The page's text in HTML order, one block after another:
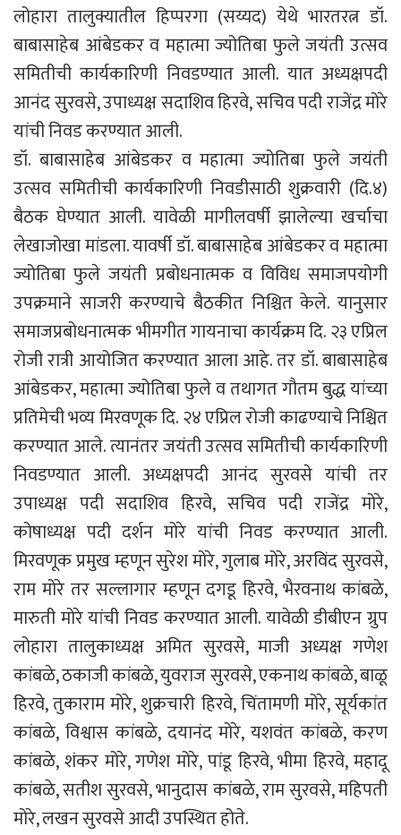
लोहारा तालुक्यातील हिप्परगा (सय्यद) येथे भारतरत्न डॉ.
बाबासाहेब आंबेडकर व महात्मा ज्योतिबा फुले जयंती उत्सव
समितीची कार्यकारिणी निवडण्यात आली. यात अध्यक्षपदी
आनंद सुरवसे, उपाध्यक्ष सदाशिव हिरवे, सचिव पदी राजेंद्र मोरे
यांची निवड करण्यात आली.
डॉ. बाबासाहेब आंबेडकर व महात्मा ज्योतिबा फुले जयंती
उत्सव समितीची कार्यकारिणी निवडीसाठी शुक्रवारी (दि.४)
बैठक घेण्यात आली. यावेळी मागीलवर्षी झालेल्या खर्चाचा
लेखाजोखा मांडला. यावर्षी डॉ. बाबासाहेब आंबेडकर व महात्मा
ज्योतिबा फुले जयंती प्रबोधनात्मक व विविध समाजपयोगी
उपक्रमाने साजरी करण्याचे बैठकीत निश्चित केले. यानुसार
समाजप्रबोधनात्मक भीमगीत गायनाचा कार्यक्रम दि. २३ एप्रिल
रोजी रात्री आयोजित करण्यात आला आहे. तर डॉ. बाबासाहेब
आंबेडकर, महात्मा ज्योतिबा फुले व तथागत गौतम बुद्ध यांच्या
प्रतिमेची भव्य मिरवणूक दि. २४ एप्रिल रोजी काढण्याचे निश्चित
करण्यात आले. त्यानंतर जयंती उत्सव समितीची कार्यकारिणी
निवडण्यात आली. अध्यक्षपदी आनंद सुरवसे यांची तर
उपाध्यक्ष पदी सदाशिव हिरवे, सचिव पदी राजेंद्र मोरे,
कोषाध्यक्ष पदी दर्शन मोरे यांची निवड करण्यात आली.
मिरवणूक प्रमुख म्हणून सुरेश मोरे, गुलाब मोरे, अरविंद सुरवसे,
राम मोरे तर सल्लागार म्हणून दगडू हिरवे, भैरवनाथ कांबळे,
मारुती मोरे यांची निवड करण्यात आली. यावेळी डीबीएन ग्रुप
लोहारा तालुकाध्यक्ष अमित सुरवसे, माजी अध्यक्ष गणेश
कांबळे, ठकाजी कांबळे, युवराज सुरवसे, एकनाथ कांबळे, बाळू
हिरवे, तुकाराम मोरे, शुक्रचारी हिरवे, चिंतामणी मोरे, सूर्यकांत
कांबळे, विश्वास कांबळे, दयानंद मोरे, यशवंत कांबळे, करण
कांबळे, शंकर मोरे, गणेश मोरे, पांडू हिरवे, भीमा हिरवे, महादू
कांबळे, सतीश सुरवसे, भानुदास कांबळे, राम सुरवसे, महिपती
मोरे, लखन सुरवसे आदी उपस्थित होते.